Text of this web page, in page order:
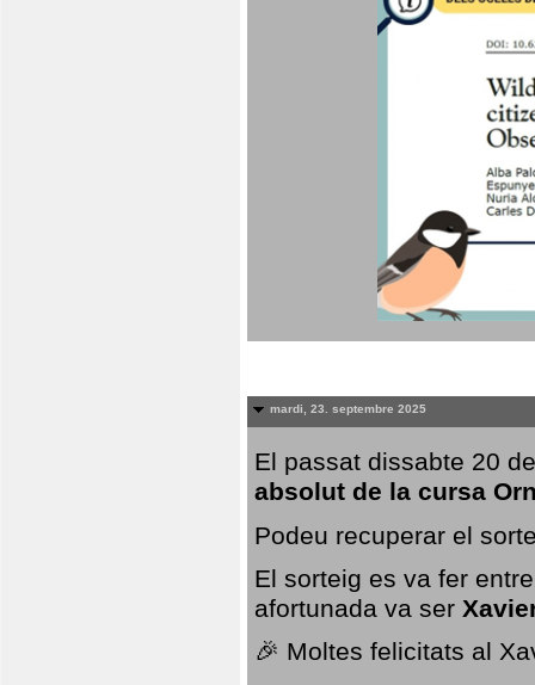
mardi, 23. septembre 2025
El passat dissabte 20
absolut de la cursa
Podeu recuperar el
El sorteig es va fer
afortunada va ser
🎉 Moltes felicitats al